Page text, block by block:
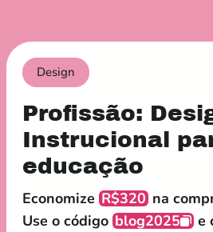
Design
Profissão:
Instrucional
educação
Economize R$320 na
Use o código blog2025
e